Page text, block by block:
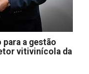
para a gestão
vitivinícola da